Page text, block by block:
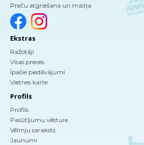
Preču atgriešana un maiņa
Ekstras
Ražotāji
Visas preces
Īpašie piedāvājumi
Vietnes karte
Profils
Profils
Pasūtījumu vēsture
Vēlmju saraksts
Jaunumi